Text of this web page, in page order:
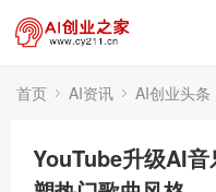
首页 AI资讯 AI创业头条
YouTube升级AI